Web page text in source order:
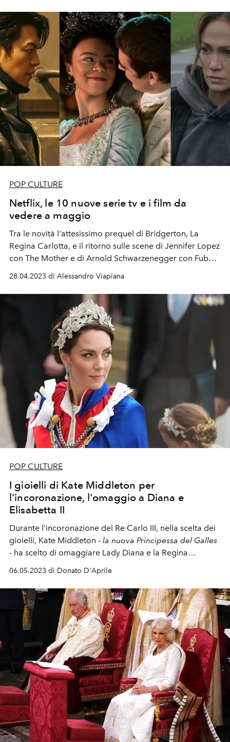
POP CULTURE
Netflix, le 10 nuove serie tv e i film da
vedere a maggio
Tra le novità l'attesissimo prequel di Bridgerton, La
Regina Carlotta, e il ritorno sulle scene di Jennifer Lopez
con The Mother e di Arnold Schwarzenegger con Fubar.
da vedere su Netflix nel mese di maggio 2023.
28.04.2023 di Alessandro Viapiana
POP CULTURE
I gioielli di Kate Middleton per
l'incoronazione, l'omaggio a Diana e
Elisabetta II
Durante l'incoronazione del Re Carlo III, nella scelta dei
gioielli, Kate Middleton - la nuova Principessa del Galles
- ha scelto di omaggiare Lady Diana e la Regina
06.05.2023 di Donato D'Aprile